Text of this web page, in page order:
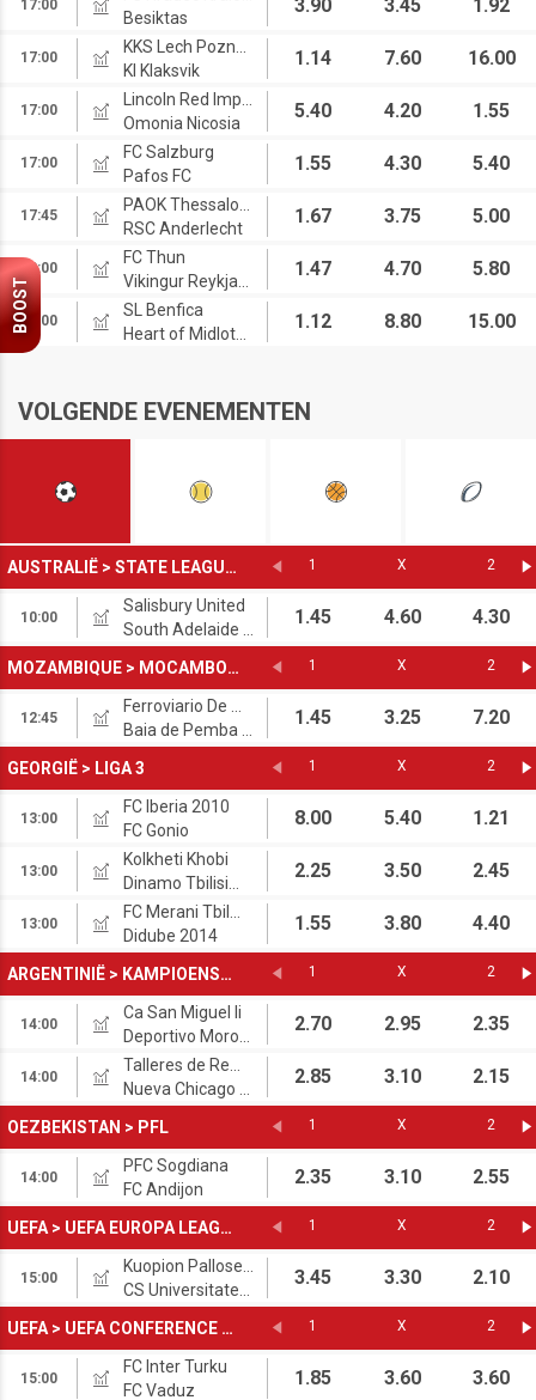
BOOST
17:00
Besiktas
17:00
KI Klaksvik
17:00
Omonia Nicosia
17:00
FC Salzburg
Pafos FC
17:45
RSC Anderlecht
18:00
FC Thun
19:00
SL Benfica
3.90 3.45 1.92
1.14 7.60 16.00
5.40 4.20 1.55
1.55 4.30 5.40
1.67 3.75 5.00
1.47 4.70 5.80
1.12 8.80 15.00
VOLGENDE EVENEMENTEN
AUSTRALIË > STATE LEAGUES 1 X 2
10:00
Salisbury United
1.45 4.60 4.30
MOZAMBIQUE > MOCAMBOLA 1 X 2
12:45 1.45 3.25 7.20
GEORGIË > LIGA 3 1 X 2
13:00
FC Iberia 2010
FC Gonio
13:00
Kolkheti Khobi
13:00
Didube 2014
8.00 5.40 1.21
2.25 3.50 2.45
1.55 3.80 4.40
ARGENTINIË > KAMPIOENSCHAP RESERVEN 1 X 2
14:00
Ca San Miguel Ii
14:00
2.70 2.95 2.35
2.85 3.10 2.15
OEZBEKISTAN > PFL 1 X 2
14:00
PFC Sogdiana
FC Andijon
2.35 3.10 2.55
UEFA > UEFA EUROPA LEAGUE 1 X 2
15:00 3.45 3.30 2.10
UEFA > UEFA CONFERENCE LEAGUE 1 X 2
15:00
FC Inter Turku
FC Vaduz
1.85 3.60 3.60